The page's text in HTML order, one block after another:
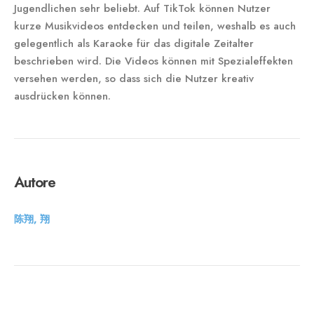
Jugendlichen sehr beliebt. Auf TikTok können Nutzer
kurze Musikvideos entdecken und teilen, weshalb es auch
gelegentlich als Karaoke für das digitale Zeitalter
beschrieben wird. Die Videos können mit Spezialeffekten
versehen werden, so dass sich die Nutzer kreativ
ausdrücken können.
Autore
陈翔, 翔